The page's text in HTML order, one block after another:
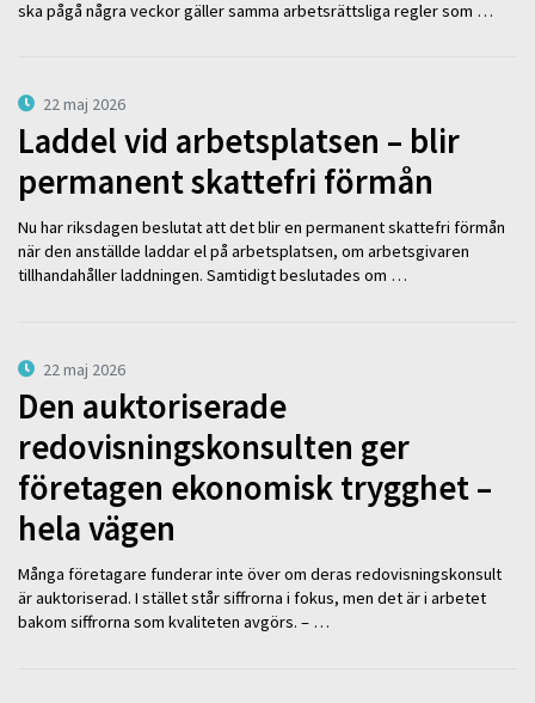
ska pågå några veckor gäller samma arbetsrättsliga regler som …
22 maj 2026
Laddel vid arbetsplatsen – blir
permanent skattefri förmån
Nu har riksdagen beslutat att det blir en permanent skattefri förmån
när den anställde laddar el på arbetsplatsen, om arbetsgivaren
tillhandahåller laddningen. Samtidigt beslutades om …
22 maj 2026
Den auktoriserade
redovisningskonsulten ger
företagen ekonomisk trygghet –
hela vägen
Många företagare funderar inte över om deras redovisningskonsult
är auktoriserad. I stället står siffrorna i fokus, men det är i arbetet
bakom siffrorna som kvaliteten avgörs. – …